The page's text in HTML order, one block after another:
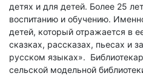
детях и для детей. Более 25
воспитанию и обучению.
детей, который отражается в
сказках, рассказах, пьесах и
русском языках».
сельской модельной